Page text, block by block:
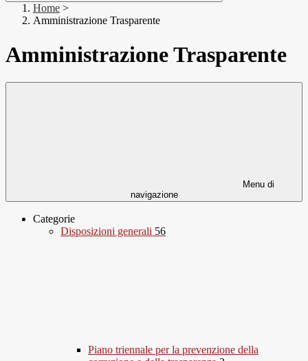
Home >
Amministrazione Trasparente
Amministrazione Trasparente
Menu di
navigazione
Categorie
Disposizioni generali 56
Piano triennale per la prevenzione della